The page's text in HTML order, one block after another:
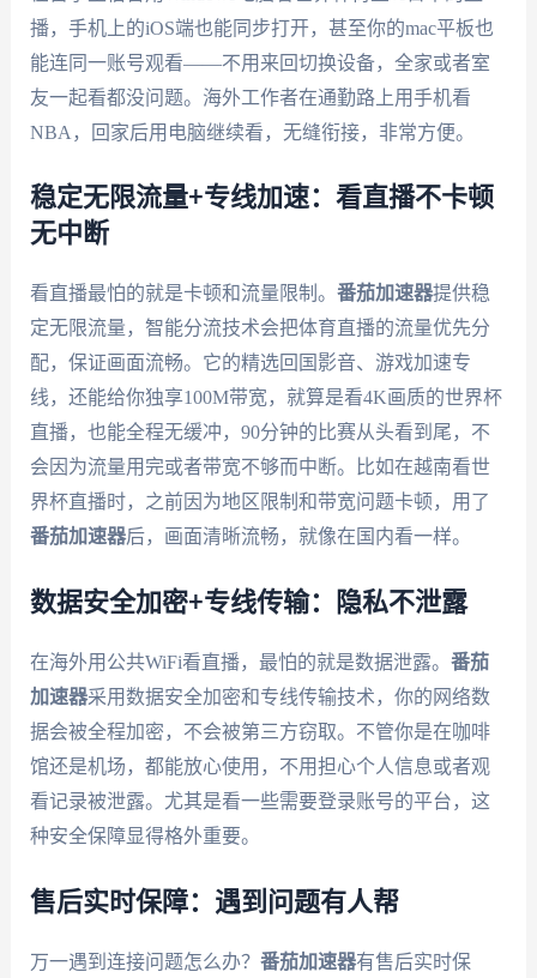
播，手机上的iOS端也能同步打开，甚至你的mac平板也
能连同一账号观看——不用来回切换设备，全家或者室
友一起看都没问题。海外工作者在通勤路上用手机看
NBA，回家后用电脑继续看，无缝衔接，非常方便。
稳定无限流量+专线加速：看直播不卡顿
无中断
看直播最怕的就是卡顿和流量限制。 番茄加速器提供稳
定无限流量，智能分流技术会把体育直播的流量优先分
配，保证画面流畅。它的精选回国影音、游戏加速专
线，还能给你独享100M带宽，就算是看4K画质的世界杯
直播，也能全程无缓冲，90分钟的比赛从头看到尾，不
会因为流量用完或者带宽不够而中断。比如在越南看世
界杯直播时，之前因为地区限制和带宽问题卡顿，用了
番茄加速器后，画面清晰流畅，就像在国内看一样。
数据安全加密+专线传输：隐私不泄露
在海外用公共WiFi看直播，最怕的就是数据泄露。 番茄
加速器采用数据安全加密和专线传输技术，你的网络数
据会被全程加密，不会被第三方窃取。不管你是在咖啡
馆还是机场，都能放心使用，不用担心个人信息或者观
看记录被泄露。尤其是看一些需要登录账号的平台，这
种安全保障显得格外重要。
售后实时保障：遇到问题有人帮
万一遇到连接问题怎么办？ 番茄加速器有售后实时保